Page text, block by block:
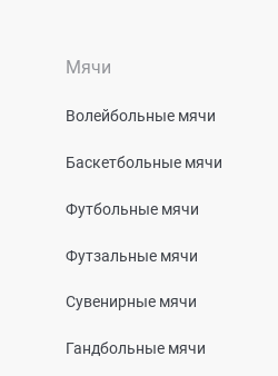
Мячи
Волейбольные мячи
Баскетбольные мячи
Футбольные мячи
Футзальные мячи
Сувенирные мячи
Гандбольные мячи